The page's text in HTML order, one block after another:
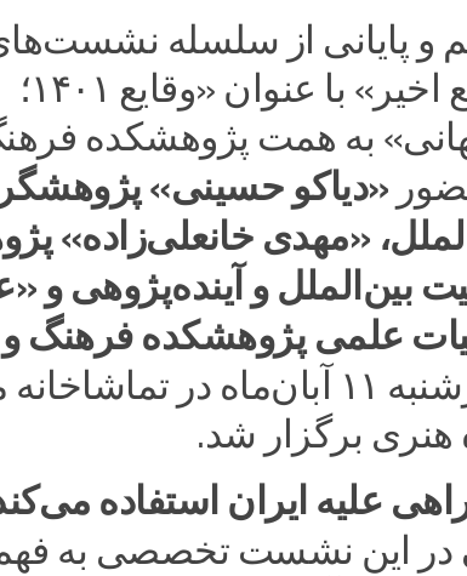
پایانی از سلسله
«واکاوی وقایع اخیر» با عنوان «وقایع ۱۴۰۱؛
به همت پژوهشکده
«دیاکو حسینی»
«مهدی خانعلی‌زاده»
بین‌الملل و آینده‌پژوهی و
علمی پژوهشکده فرهنگ و
چهارشنبه ۱۱ آبان‌ماه در
هنری برگزار شد.
راهی علیه ایران استفاده
در این نشست تخصصی به